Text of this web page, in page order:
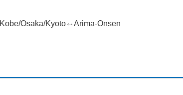
Kobe/Osaka/Kyoto⇔Arima-Onsen